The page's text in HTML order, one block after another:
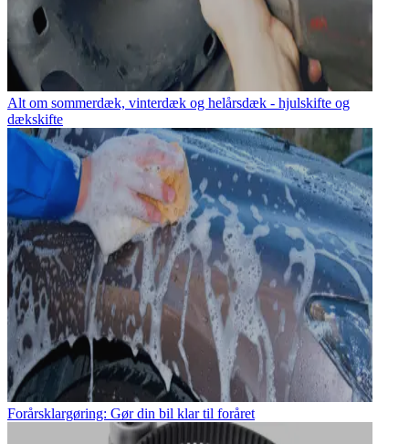
Alt om sommerdæk, vinterdæk og helårsdæk - hjulskifte og
dækskifte
Forårsklargøring: Gør din bil klar til foråret